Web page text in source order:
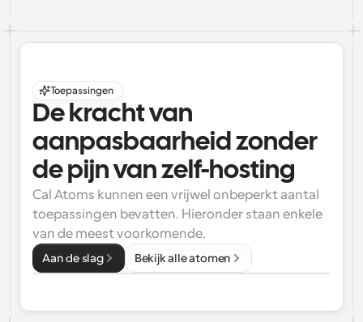
Toepassingen
De kracht van
aanpasbaarheid zonder
de pijn van zelf-hosting
Cal Atoms kunnen een vrijwel onbeperkt aantal
toepassingen bevatten. Hieronder staan enkele
van de meest voorkomende.
Aan de slag Bekijk alle atomen